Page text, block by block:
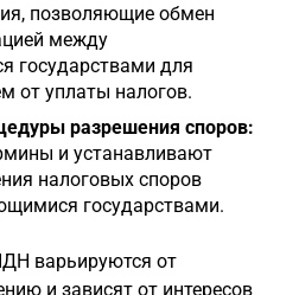
позволяющие обмен
между
государствами для
от уплаты налогов.
разрешения споров:
и устанавливают
налоговых споров
государствами.
варьируются от
и зависят от интересов